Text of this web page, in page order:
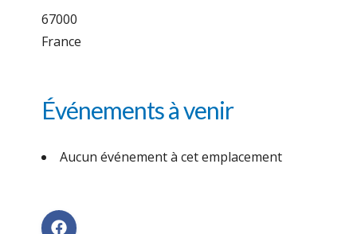
67000
France
Événements à venir
Aucun événement à cet emplacement